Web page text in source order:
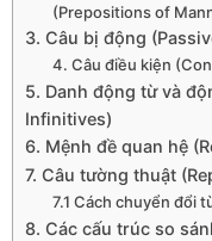
(Prepositions of
3. Câu bị động
4. Câu điều kiện
5. Danh động từ và
Infinitives)
6. Mệnh đề quan hệ
7. Câu tường thuật
7.1 Cách chuyển đổi
8. Các cấu trúc so